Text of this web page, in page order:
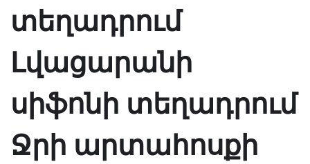
տեղադրում
Լվացարանի
սիֆոնի տեղադրում
Ջրի արտահոսքի